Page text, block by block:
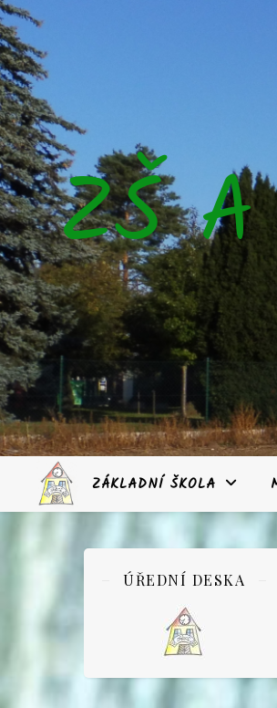
ZŠ
ZÁKLADNÍ ŠKOLA
ÚŘEDNÍ DESKA